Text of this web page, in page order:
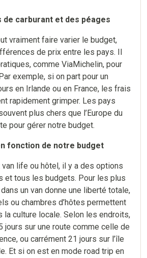
de carburant et des péages
vraiment faire varier le budget,
de prix entre les pays. Il
comme ViaMichelin, pour
exemple, si on part pour un
en Irlande ou en France, les frais
rapidement grimper. Les pays
plus chers que l’Europe du
pour gérer notre budget.
fonction de notre budget
van life ou hôtel, il y a des options
et tous les budgets. Pour les plus
un van donne une liberté totale,
ou chambres d’hôtes permettent
la culture locale. Selon les endroits,
jours sur une route comme celle de
ou carrément 21 jours sur l’île
Et si on est en mode road trip en